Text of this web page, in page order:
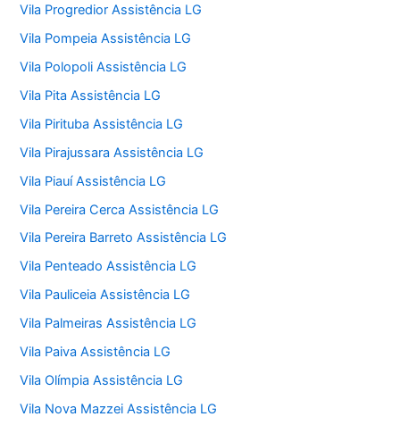
Vila Progredior Assistência LG
Vila Pompeia Assistência LG
Vila Polopoli Assistência LG
Vila Pita Assistência LG
Vila Pirituba Assistência LG
Vila Pirajussara Assistência LG
Vila Piauí Assistência LG
Vila Pereira Cerca Assistência LG
Vila Pereira Barreto Assistência LG
Vila Penteado Assistência LG
Vila Pauliceia Assistência LG
Vila Palmeiras Assistência LG
Vila Paiva Assistência LG
Vila Olímpia Assistência LG
Vila Nova Mazzei Assistência LG